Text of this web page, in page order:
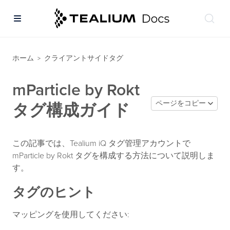
ホーム > クライアントサイドタグ
mParticle by Rokt
タグ構成ガイド
ページをコピー
この記事では、Tealium iQ タグ管理アカウントで
mParticle by Rokt タグを構成する方法について説明しま
す。
タグのヒント
マッピングを使用してください: